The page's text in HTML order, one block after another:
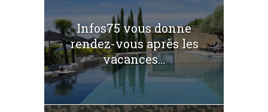
Infos75 vous donne
rendez-vous après les
vacances...